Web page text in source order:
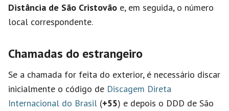
Distância de São Cristovão e, em seguida, o número
local correspondente.
Chamadas do estrangeiro
Se a chamada for feita do exterior, é necessário discar
inicialmente o código de Discagem Direta
Internacional do Brasil (+55) e depois o DDD de São